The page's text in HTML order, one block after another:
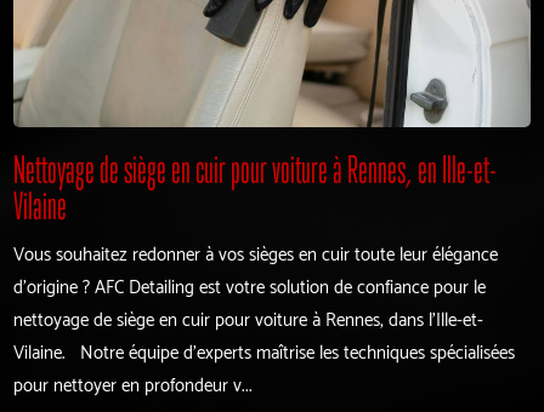
Nettoyage de siège en cuir pour voiture à Rennes, en Ille-et-
Vilaine
Vous souhaitez redonner à vos sièges en cuir toute leur élégance
d'origine ? AFC Detailing est votre solution de confiance pour le
nettoyage de siège en cuir pour voiture à Rennes, dans l'Ille-et-
Vilaine. Notre équipe d'experts maîtrise les techniques spécialisées
pour nettoyer en profondeur v...